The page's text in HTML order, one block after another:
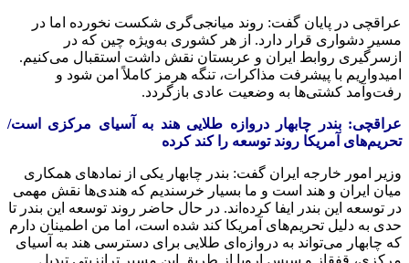
عراقچی در پایان گفت: روند میانجی‌گری شکست نخورده اما در
مسیر دشواری قرار دارد. از هر کشوری به‌ویژه چین که در
ازسرگیری روابط ایران و عربستان نقش داشت استقبال می‌کنیم.
امیدواریم با پیشرفت مذاکرات، تنگه هرمز کاملاً امن شود و
رفت‌وآمد کشتی‌ها به وضعیت عادی بازگردد.
عراقچی: بندر چابهار دروازه طلایی هند به آسیای مرکزی است/
تحریم‌های آمریکا روند توسعه را کند کرده
وزیر امور خارجه ایران گفت: بندر چابهار یکی از نمادهای همکاری
میان ایران و هند است و ما بسیار خرسندیم که هندی‌ها نقش مهمی
در توسعه این بندر ایفا کرده‌اند. در حال حاضر روند توسعه این بندر تا
حدی به دلیل تحریم‌های آمریکا کند شده است، اما من اطمینان دارم
که چابهار می‌تواند به دروازه‌ای طلایی برای دسترسی هند به آسیای